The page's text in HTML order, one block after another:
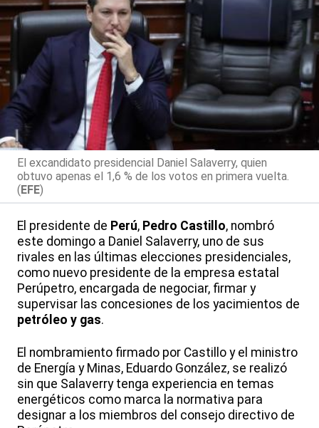
El excandidato presidencial Daniel Salaverry, quien
obtuvo apenas el 1,6 % de los votos en primera vuelta.
(EFE)
El presidente de Perú, Pedro Castillo, nombró
este domingo a Daniel Salaverry, uno de sus
rivales en las últimas elecciones presidenciales,
como nuevo presidente de la empresa estatal
Perúpetro, encargada de negociar, firmar y
supervisar las concesiones de los yacimientos de
petróleo y gas.
El nombramiento firmado por Castillo y el ministro
de Energía y Minas, Eduardo González, se realizó
sin que Salaverry tenga experiencia en temas
energéticos como marca la normativa para
designar a los miembros del consejo directivo de